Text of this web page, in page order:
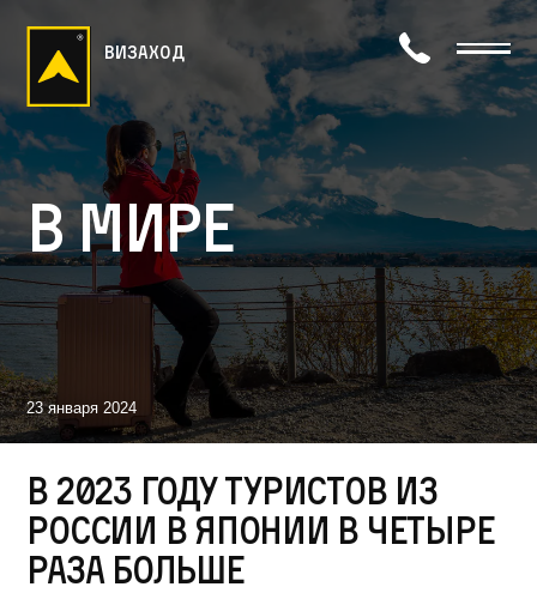
визаход
В мире
23 января 2024
В 2023 году туристов из
России в Японии в четыре
раза больше